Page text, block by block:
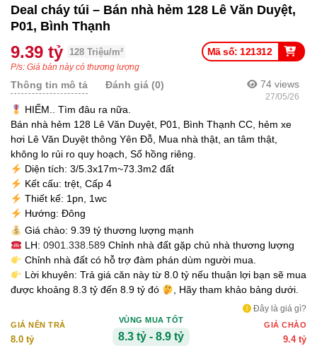
Deal cháy túi – Bán nhà hẻm 128 Lê Văn Duyệt,
P01, Bình Thạnh
Mã số: 121312
9.39 tỷ 128 Triệu/m²
P/s: Giá bán này có thương lượng
74 views
27/05/26
Thông tin mô tả Đánh giá (0)
HIẾM.. Tìm đâu ra nữa.
Bán nhà hẻm 128 Lê Văn Duyệt, P01, Bình Thạnh CC, hẻm xe
hơi Lê Văn Duyệt thông Yên Đỗ, Mua nhà thật, an tâm thật,
không lo rủi ro quy hoạch, Sổ hồng riêng.
Diện tích: 3/5.3x17m~73.3m2 đất
Kết cấu: trệt, Cấp 4
Thiết kế: 1pn, 1wc
Hướng: Đông
Giá chào: 9.39 tỷ thương lượng mạnh
LH: 0901.338.589Chỉnh nhà đất gặp chủ nhà thương lượng
Chỉnh nhà đất có hỗ trợ đàm phán dùm người mua.
Lời khuyên: Trả giá căn này từ 8.0 tỷ nếu thuận lợi bạn sẽ mua
được khoảng 8.3 tỷ đến 8.9 tỷ đó
, Hãy tham khảo bảng dưới.
Đây là giá gì?
GIÁ NÊN TRẢ
8.0 tỷ
VÙNG MUA TỐT
8.3 tỷ - 8.9 tỷ
GIÁ CHÀO
9.4 tỷ